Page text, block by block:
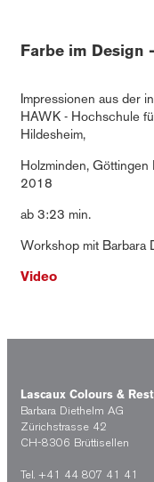
Farbe im Design
Impressionen aus der
HAWK - Hochschule
Hildesheim,
Holzminden,
2018
ab 3:23 min.
Workshop mit Barbara
Video
Lascaux Colours &
Barbara Diethelm AG
Zürichstrasse 42
CH-8306 Brüttisellen
Tel. +41 44 807 41 41